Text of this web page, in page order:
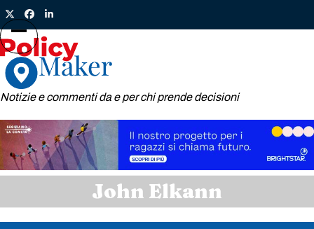
Skip
to
content
TwitterFacebook
LinkedIn
Notizie e commenti da e per chi prende decisioni
Open
mobile
menu
Close
mobile
menu
John Elkann